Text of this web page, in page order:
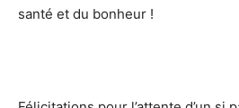
santé et du bonheur !